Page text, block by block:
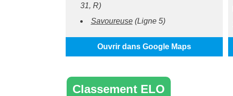
31, R)
Savoureuse(Ligne 5)
Ouvrir dans Google Maps
Classement ELO